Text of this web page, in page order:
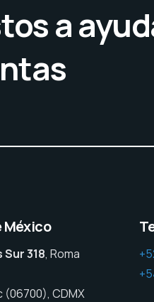
a
México
318, Roma
CDMX